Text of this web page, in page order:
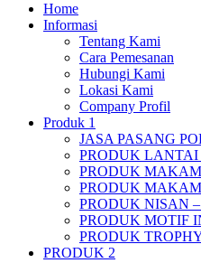
Home
Informasi
Tentang Kami
Cara Pemesanan
Hubungi Kami
Lokasi Kami
Company Profil
Produk 1
JASA PASANG
PRODUK
PRODUK
PRODUK
PRODUK NISAN
PRODUK MOTIF
PRODUK
PRODUK 2